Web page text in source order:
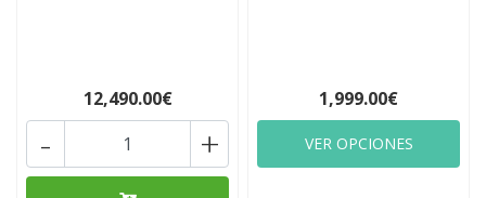
12,490.00€
+
-
1,999.00€
VER OPCIONES